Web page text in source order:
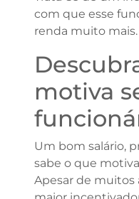
com que esse
renda muito mais.
motiva
Um bom salário,
sabe o que
Apesar de muitos